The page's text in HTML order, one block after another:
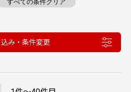
すべての条件クリア
み・条件変更